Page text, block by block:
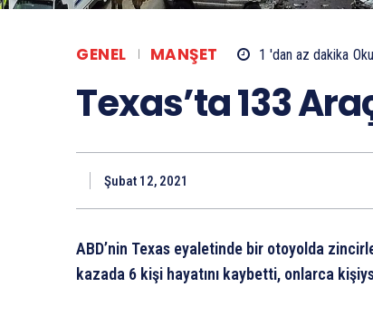
GENEL MANŞET 1 'dan az dakika
Texas’ta 133
Şubat 12, 2021
ABD’nin Texas eyaletinde bir otoyolda
kazada 6 kişi hayatını kaybetti, onlarca